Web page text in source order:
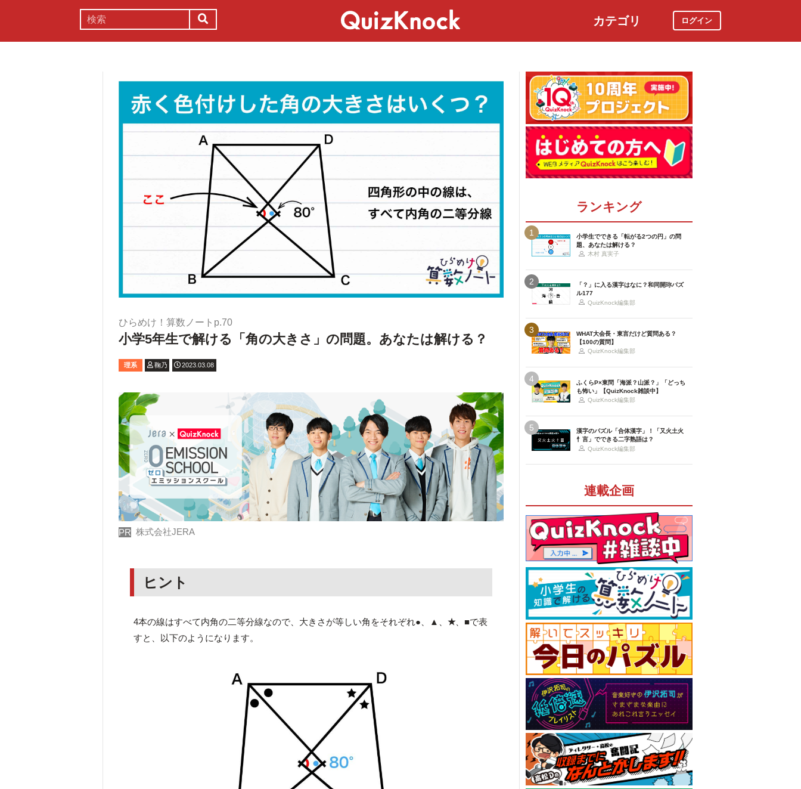
カテゴリ ログイン
ひらめけ！算数ノートp.70
小学5年生で解ける「角の大きさ」の問題。あなたは解ける？
理系 鞠乃 2023.03.08
PR 株式会社JERA
ヒント
4本の線はすべて内角の二等分線なので、大きさが等しい角をそれぞれ● ▲ 、★、 ■で表
すと、以下のようになります。
ランキング
1
小学生でできる「転がる2つの円」の問
題、あなたは解ける？
木村 真実子
2
「？」に入る漢字はなに？和同開珎パズ
ル177
QuizKnock編集部
3
WHAT大会長・東言だけど質問ある？
【100の質問】
QuizKnock編集部
4
ふくらP×東問「海派？山派？」「どっち
も怖い」【QuizKnock雑談中】
QuizKnock編集部
5
漢字のパズル「合体漢字」！「又火土火
忄言」でできる二字熟語は？
QuizKnock編集部
連載企画